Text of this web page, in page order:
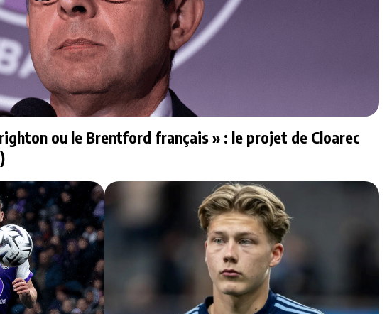
ou le Brentford français » : le projet de Cloarec